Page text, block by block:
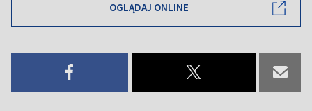
OGLĄDAJ ONLINE